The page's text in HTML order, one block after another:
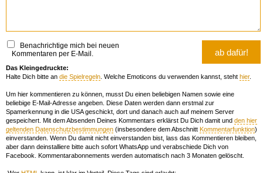
Benachrichtige mich bei neuen
Kommentaren per E-Mail.
Das Kleingedruckte:
Halte Dich bitte an die Spielregeln . Welche Emoticons du verwenden kannst, steht hier.
Um hier kommentieren zu können, musst Du einen beliebigen Namen sowie eine
beliebige E-Mail-Adresse angeben. Diese Daten werden dann erstmal zur
Spamerkennung in die USA geschickt, dort und danach auch auf meinem Server
gespeichert. Mit dem Absenden Deines Kommentars erklärst Du Dich damit und den hier
geltenden Datenschutzbestimmungen (insbesondere dem Abschnitt Kommentarfunktion)
einverstanden. Wenn Du damit nicht einverstanden bist, lass das Kommentieren bleiben,
aber dann deinstalliere bitte auch sofort WhatsApp und verabschiede Dich von
Facebook. Kommentarabonnements werden automatisch nach 3 Monaten gelöscht.